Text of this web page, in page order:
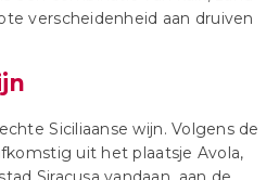
verscheidenheid aan druiven
Siciliaanse wijn. Volgens de
uit het plaatsje Avola,